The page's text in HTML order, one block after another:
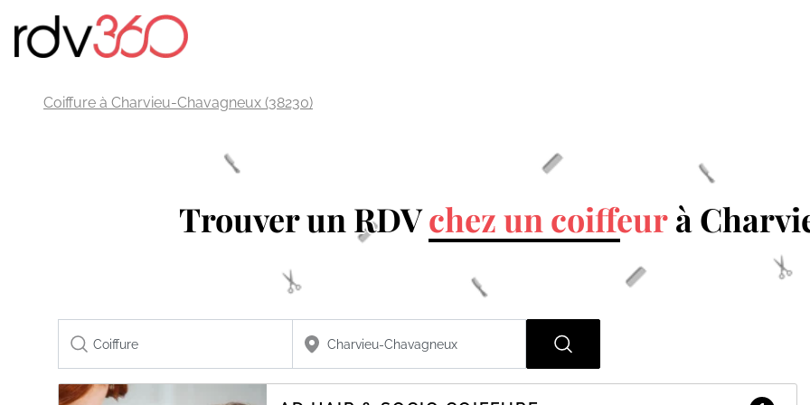
Coiffure à Charvieu-Chavagneux (38230)
Trouver un RDVchez un coiffeurà